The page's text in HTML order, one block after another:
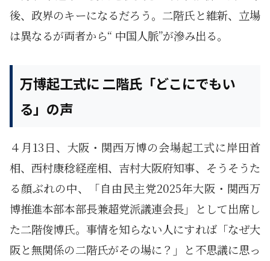
後、政界のキーになるだろう。二階氏と維新、立場
は異なるが両者から“ 中国人脈”が滲み出る。
万博起工式に 二階氏「どこにでもい
る」の声
４月13日、大阪・関西万博の会場起工式に岸田首
相、西村康稔経産相、吉村大阪府知事、そうそうた
る顔ぶれの中、「自由民主党2025年大阪・関西万
博推進本部本部長兼超党派議連会長」として出席し
た二階俊博氏。事情を知らない人にすれば「なぜ大
阪と無関係の二階氏がその場に？」と不思議に思っ